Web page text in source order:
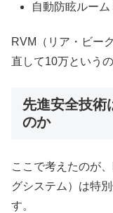
自動防眩ルーム
RVM（リア・ビー
直して10万という
先進安全技術
のか
ここで考えたのが
グシステム）は特
す。